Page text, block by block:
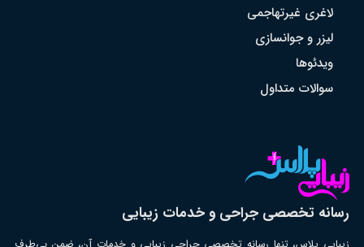
لاغری غیرتهاجمی
لیزر و جوانسازی
ویدئوها
سوالات متداول
رسانه تخصصی جراحی و خدمات زیبایی